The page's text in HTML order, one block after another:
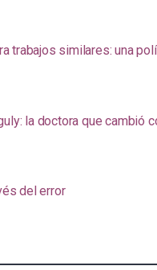
trabajos similares: una
la doctora que cambió
del error